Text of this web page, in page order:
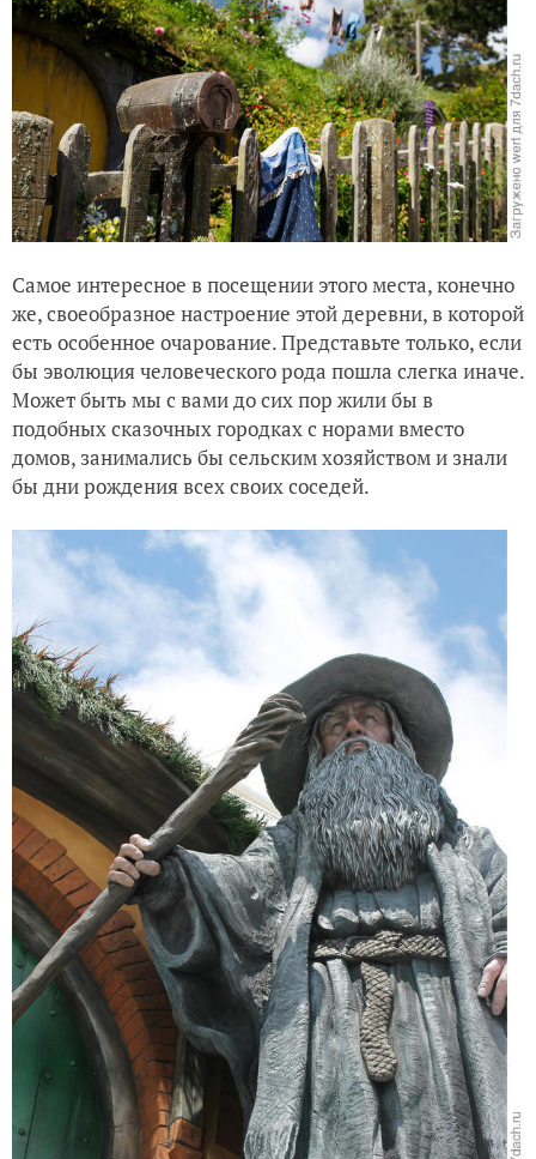
Самое интересное в посещении этого места, конечно
же, своеобразное настроение этой деревни, в которой
есть особенное очарование. Представьте только, если
бы эволюция человеческого рода пошла слегка иначе.
Может быть мы с вами до сих пор жили бы в
подобных сказочных городках с норами вместо
домов, занимались бы сельским хозяйством и знали
бы дни рождения всех своих соседей.